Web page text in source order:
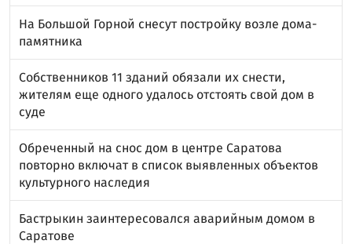
На Большой Горной снесут постройку возле дома-
памятника
Собственников 11 зданий обязали их снести,
жителям еще одного удалось отстоять свой дом в
суде
Обреченный на снос дом в центре Саратова
повторно включат в список выявленных объектов
культурного наследия
Бастрыкин заинтересовался аварийным домом в
Саратове